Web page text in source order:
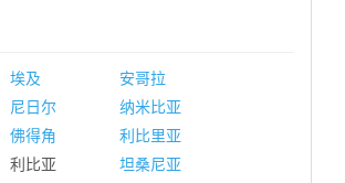
埃及
安哥拉
尼日尔
纳米比亚
佛得角
利比里亚
利比亚
坦桑尼亚